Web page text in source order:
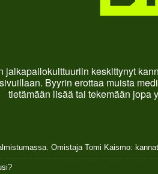
jalkapallokulttuuriin keskittynyt
Byyrin erottaa muista
tietämään lisää tai tekemään jopa
Omistaja Tomi Kaismo: